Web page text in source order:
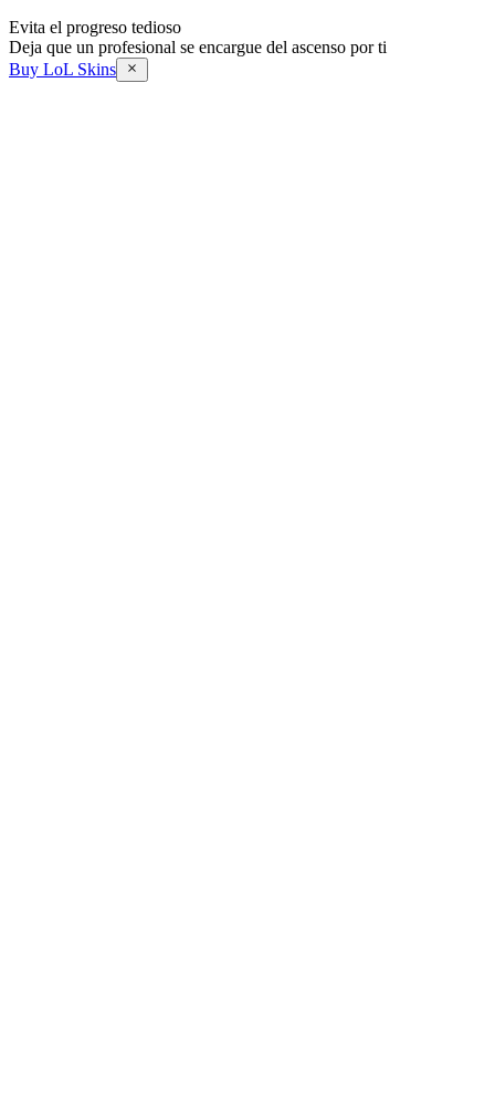
Evita el progreso tedioso
Deja que un profesional se encargue del ascenso por ti
Buy LoL Skins